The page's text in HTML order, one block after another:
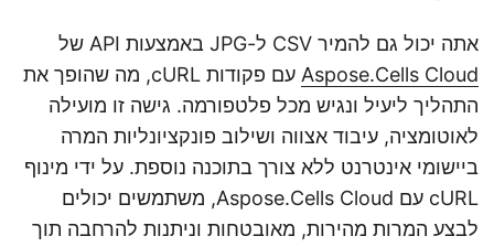
אתה יכול גם להמיר CSV ל-JPG באמצעות API של
Aspose.Cells Cloud
עם פקודות cURL, מה שהופך את
התהליך ליעיל ונגיש מכל פלטפורמה. גישה זו מועילה
לאוטומציה, עיבוד אצווה ושילוב פונקציונליות המרה
ביישומי אינטרנט ללא צורך בתוכנה נוספת. על ידי מינוף
cURL עם Aspose.Cells Cloud, משתמשים יכולים
לבצע המרות מהירות, מאובטחות וניתנות להרחבה תוך